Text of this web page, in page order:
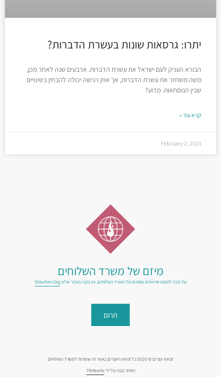
יתרו: גרסאות שונות בעשרת הדברות?
הבורא העניק לעם ישראל את עשרת הדברות. ארבעים שנה לאחר מכן,
משה משחזר את עשרת הדברות, אך אוזן רגישה יכולה להבחין בשינויים
שבין הנוסחאות. מדוע?
קרא עוד »
February 2, 2023
מיזם של משרד השלוחים
על מנת למצוא שירותים נוספים של משרד השלוחים, נא בקרו באתר שלנוShluchim.org
תרום
זכויות יוצרים © 2020 כל זכויות היוצרים באתר זה שמורות למשרד השלוחים
האתר נבנה על ידי78Hearts